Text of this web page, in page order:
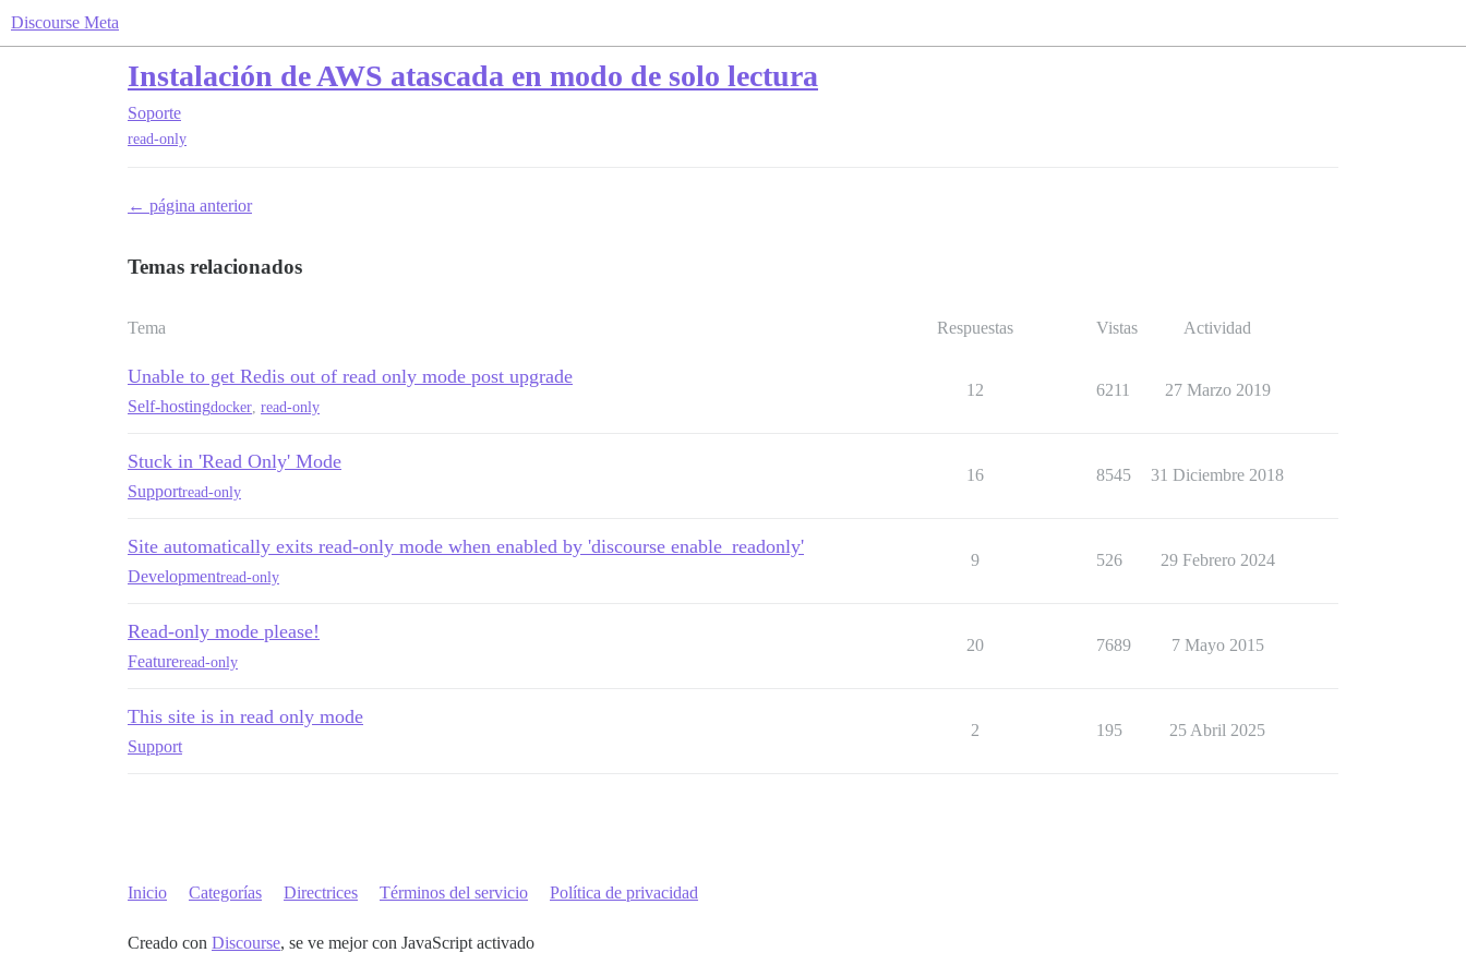
Discourse Meta
Instalación de AWS atascada en modo de solo lectura
Soporte
read-only
← página anterior
Temas relacionados
Tema Respuestas Vistas Actividad
Unable to get Redis out of read only mode post upgrade
Self-hostingdocker read-only
12 6211 27 Marzo 2019
Stuck in 'Read Only' Mode
Supportread-only
16 8545 31 Diciembre 2018
Site automatically exits read-only mode when enabled by 'discourse enable_readonly'
Developmentread-only
9 526 29 Febrero 2024
Read-only mode please!
Featureread-only
20 7689 7 Mayo 2015
This site is in read only mode
Support
2 195 25 Abril 2025
Inicio Categorías Directrices Términos del servicio Política de privacidad
Creado con Discourse, se ve mejor con JavaScript activado